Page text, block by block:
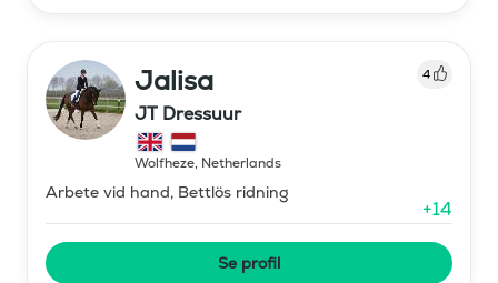
Jalisa 4
JT Dressuur
Wolfheze, Netherlands
Arbete vid hand, Bettlös ridning
+14
Se profil